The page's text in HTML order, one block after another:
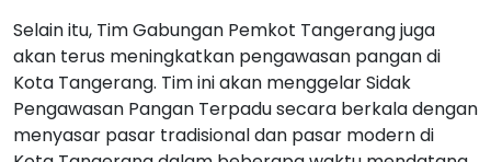
Selain itu, Tim Gabungan Pemkot Tangerang juga
akan terus meningkatkan pengawasan pangan di
Kota Tangerang. Tim ini akan menggelar Sidak
Pengawasan Pangan Terpadu secara berkala dengan
menyasar pasar tradisional dan pasar modern di